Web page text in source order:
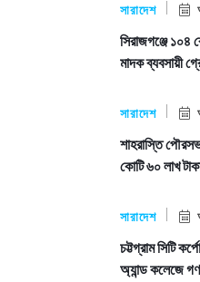
সারাদেশ
সিরাজগঞ্জে ১০৪
মাদক ব্যবসায়ী
সারাদেশ
শাহরাস্তি
কোটি ৬০ লাখ
সারাদেশ
চট্টগ্রাম সিটি
অ্যান্ড কলেজে